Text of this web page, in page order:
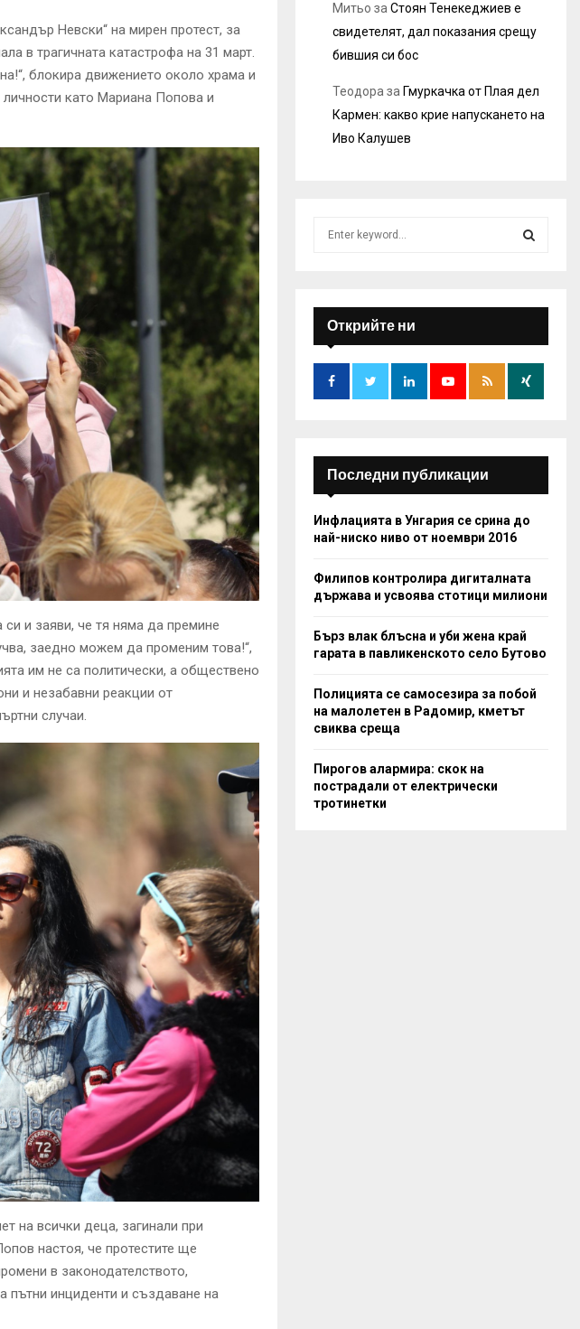
Невски“ на мирен протест, за
в трагичната катастрофа на 31 март.
блокира движението около храма и
като Мариана Попова и
и заяви, че тя няма да премине
заедно можем да променим това!“,
им не са политически, а обществено
и незабавни реакции от
случаи.
на всички деца, загинали при
настоя, че протестите ще
в законодателството,
пътни инциденти и създаване на
Митьо за Стоян Тенекеджиев е
свидетелят, дал показания срещу
бившия си бос
Теодора за Гмуркачка от Плая дел
Кармен: какво крие напускането на
Иво Калушев
:
E
A
R
Открийте ни
Последни публикации
Инфлацията в Унгария се срина до
най-ниско ниво от ноември 2016
Филипов контролира дигиталната
държава и усвоява стотици милиони
Бърз влак блъсна и уби жена край
гарата в павликенското село Бутово
Полицията се самосезира за побой
на малолетен в Радомир, кметът
свиква среща
Пирогов алармира: скок на
пострадали от електрически
тротинетки